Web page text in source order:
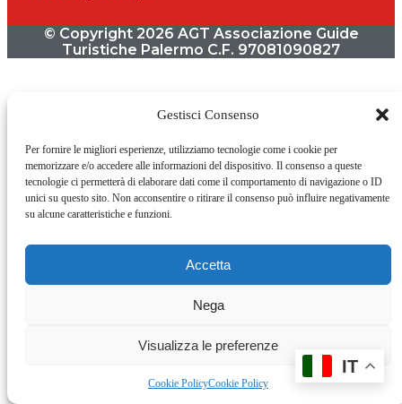
Gestisci Consenso
Per fornire le migliori esperienze, utilizziamo tecnologie come i cookie per
memorizzare e/o accedere alle informazioni del dispositivo. Il consenso a queste
tecnologie ci permetterà di elaborare dati come il comportamento di navigazione o ID
unici su questo sito. Non acconsentire o ritirare il consenso può influire negativamente
su alcune caratteristiche e funzioni.
Accetta
Nega
Visualizza le preferenze
Cookie PolicyCookie Policy
© Copyright 2026 AGT Associazione Guide
Turistiche Palermo C.F. 97081090827
IT